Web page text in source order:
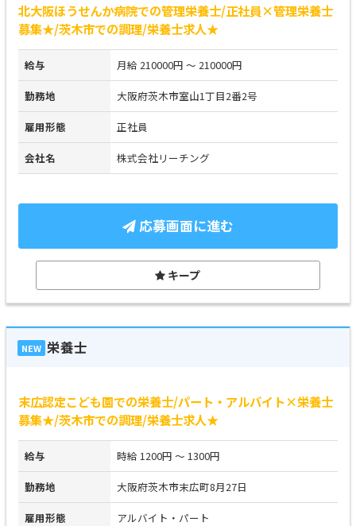
北大阪ほうせんか病院での管理栄養士/正社員×管理栄養士
募集★/茨木市での調理/栄養士求人★
給与 月給 210000円 ～ 210000円
勤務地 大阪府茨木市室山1丁目2番2号
雇用形態 正社員
会社名 株式会社リーチング
応募画面に進む
キープ
NEW 栄養士
末広認定こども園での栄養士/パート・アルバイト×栄養士
募集★/茨木市での調理/栄養士求人★
給与 時給 1200円 ～ 1300円
勤務地 大阪府茨木市末広町8月27日
雇用形態 アルバイト・パート